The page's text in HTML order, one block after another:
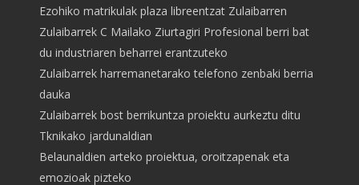
Ezohiko matrikulak plaza libreentzat Zulaibarren
Zulaibarrek C Mailako Ziurtagiri Profesional berri bat
du industriaren beharrei erantzuteko
Zulaibarrek harremanetarako telefono zenbaki berria
dauka
Zulaibarrek bost berrikuntza proiektu aurkeztu ditu
Tknikako jardunaldian
Belaunaldien arteko proiektua, oroitzapenak eta
emozioak pizteko